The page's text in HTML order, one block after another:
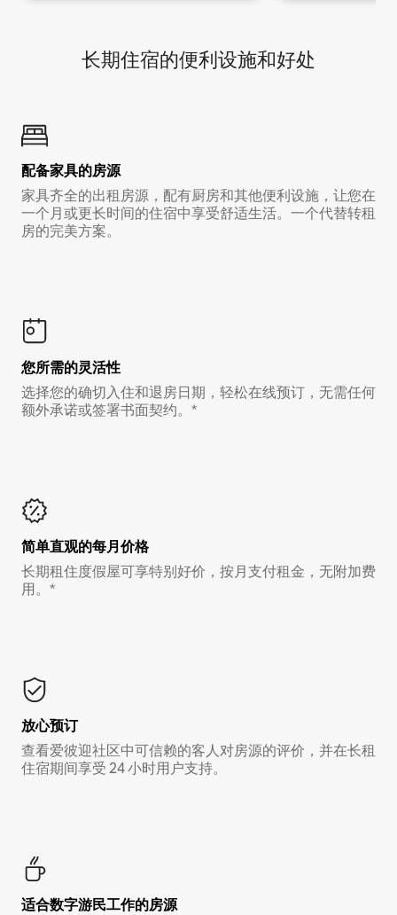
长期住宿的便利设施和好处
配备家具的房源
家具齐全的出租房源，配有厨房和其他便利设施，让您在
一个月或更长时间的住宿中享受舒适生活。一个代替转租
房的完美方案。
您所需的灵活性
选择您的确切入住和退房日期，轻松在线预订，无需任何
额外承诺或签署书面契约。*
简单直观的每月价格
长期租住度假屋可享特别好价，按月支付租金，无附加费
用。*
放心预订
查看爱彼迎社区中可信赖的客人对房源的评价，并在长租
住宿期间享受 24 小时用户支持。
适合数字游民工作的房源